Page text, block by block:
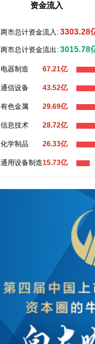
2026-08-06 10:42:31
倍瑞思官微消息，近日
式液冷试点落地，为高
智算服务器，搭载8张
练、模型推理、仿真渲
来双方将基于本次试点
案，完善不同水温、不
据中国光谷公众号，近
股份有限公司（简称“中
户光谷，预计明年初正
（武汉）有限公司已于7
5000万元。项目聚焦核
华中总部及研发中心，
半导体设备的研发，服
户。
2026-08-06 10:39:31
企查查APP显示，近日
资金流入
两市总计资金流入: 3303.28
两市总计资金流出: 3015.78
电器制造 67.21亿
通信设备 43.52亿
有色金属 29.69亿
信息技术 28.72亿
化学制品 26.33亿
通用设备制造15.73亿